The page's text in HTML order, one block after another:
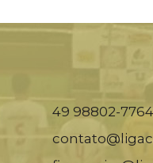
49 98802-7764